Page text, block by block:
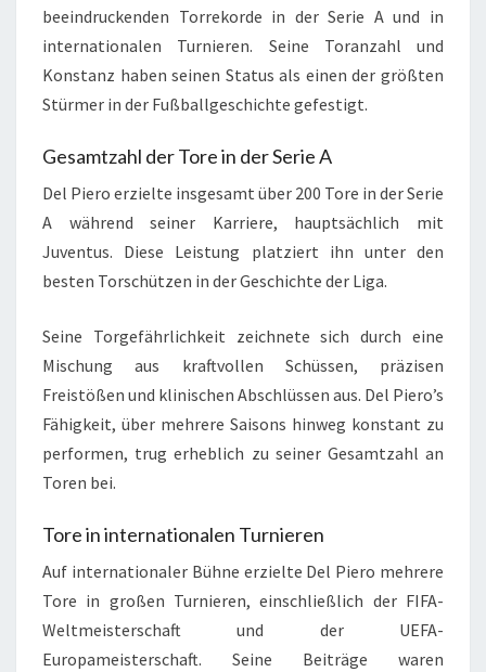
beeindruckenden Torrekorde in der Serie A und in
internationalen Turnieren. Seine Toranzahl und
Konstanz haben seinen Status als einen der größten
Stürmer in der Fußballgeschichte gefestigt.
Gesamtzahl der Tore in der Serie A
Del Piero erzielte insgesamt über 200 Tore in der Serie
A während seiner Karriere, hauptsächlich mit
Juventus. Diese Leistung platziert ihn unter den
besten Torschützen in der Geschichte der Liga.
Seine Torgefährlichkeit zeichnete sich durch eine
Mischung aus kraftvollen Schüssen, präzisen
Freistößen und klinischen Abschlüssen aus. Del Piero’s
Fähigkeit, über mehrere Saisons hinweg konstant zu
performen, trug erheblich zu seiner Gesamtzahl an
Toren bei.
Tore in internationalen Turnieren
Auf internationaler Bühne erzielte Del Piero mehrere
Tore in großen Turnieren, einschließlich der FIFA-
Weltmeisterschaft und der UEFA-
Europameisterschaft. Seine Beiträge waren